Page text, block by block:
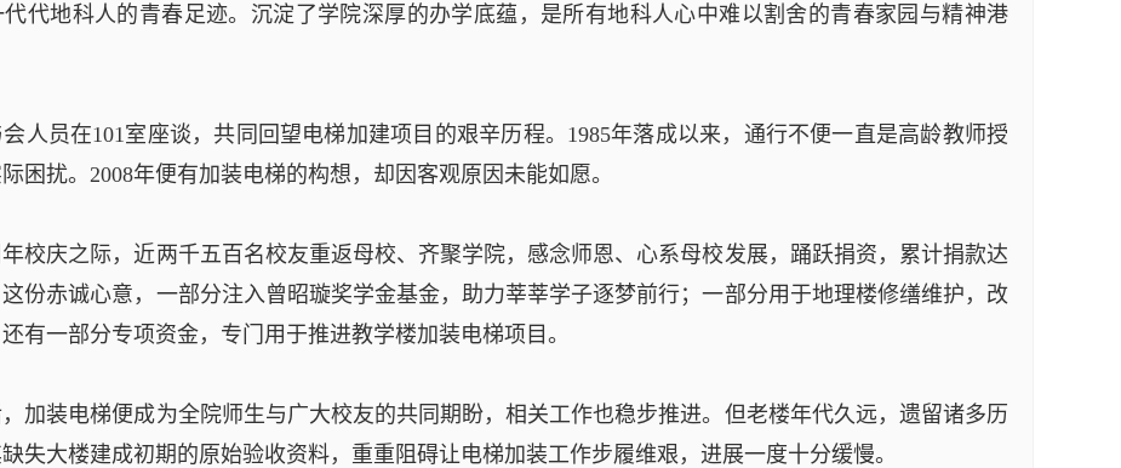
代地科人的青春足迹。沉淀了学院深厚的办学底蕴，是所有地科人心中难以割舍的青春家园与精神港
人员在101室座谈，共同回望电梯加建项目的艰辛历程。1985年落成以来，通行不便一直是高龄教师授
困扰。2008年便有加装电梯的构想，却因客观原因未能如愿。
校庆之际，近两千五百名校友重返母校、齐聚学院，感念师恩、心系母校发展，踊跃捐资，累计捐款达
份赤诚心意，一部分注入曾昭璇奖学金基金，助力莘莘学子逐梦前行；一部分用于地理楼修缮维护，改
有一部分专项资金，专门用于推进教学楼加装电梯项目。
加装电梯便成为全院师生与广大校友的共同期盼，相关工作也稳步推进。但老楼年代久远，遗留诸多历
失大楼建成初期的原始验收资料，重重阻碍让电梯加装工作步履维艰，进展一度十分缓慢。